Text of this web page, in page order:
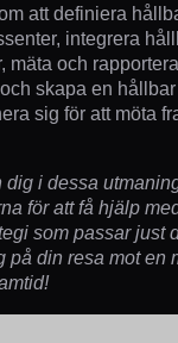
att definiera
integrera
mäta och
skapa en
sig för att möta
dig i dessa
för att få hjälp
som passar just
på din resa mot en